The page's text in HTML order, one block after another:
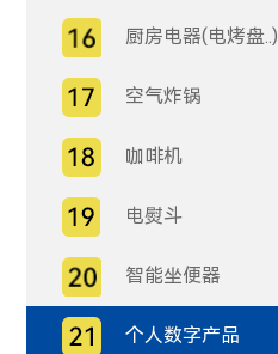
厨房电器(电烤盘..)
空气炸锅
咖啡机
电熨斗
智能坐便器
个人数字产品